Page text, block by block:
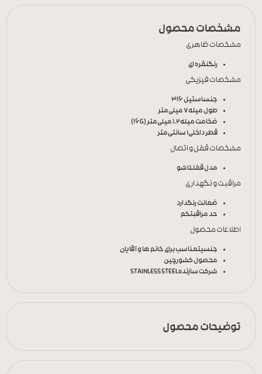
مشخصات محصول
مشخصات ظاهری
رنگنقره ای
مشخصات فیزیکی
جنساستیل 316
طول میله7 میلی‌متر
ضخامت میله1.2 میلی‌متر (16G)
قطر داخلی1 سانتی‌متر
مشخصات قفل و اتصال
مدل قفلتاشو
مراقبت و نگهداری
ضمانت رنگدارد
حد مراقبتکم
اطلاعات محصول
جنسیتمناسب برای خانم ها و آقایان
محصول کشورچین
شرکت سازندهSTAINLESS STEEL
توضیحات محصول